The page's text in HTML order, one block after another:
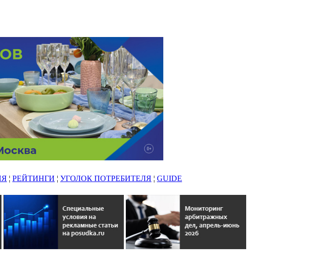
¦ РЕЙТИНГИ ¦ УГОЛОК ПОТРЕБИТЕЛЯ ¦ GUIDE